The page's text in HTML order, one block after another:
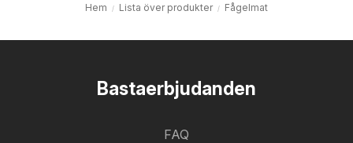
Hem Lista över produkter Fågelmat
Bastaerbjudanden
FAQ